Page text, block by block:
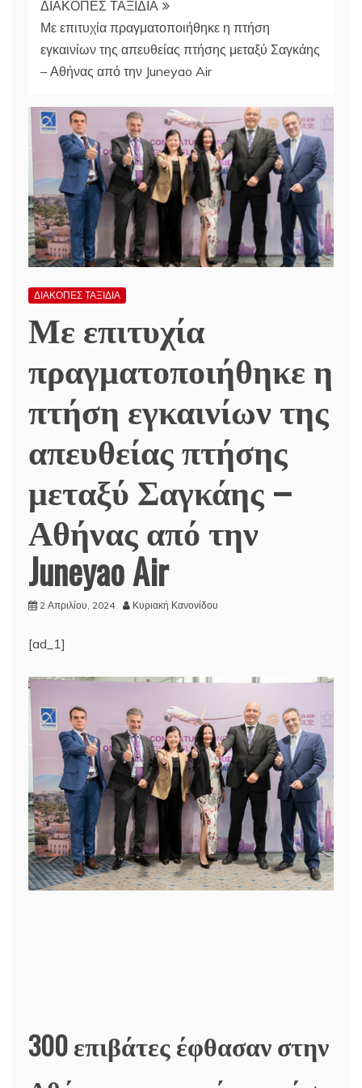
ΔΙΑΚΟΠΕΣ ΤΑΞΙΔΙΑ
Με επιτυχία πραγματοποιήθηκε η πτήση
εγκαινίων της απευθείας πτήσης μεταξύ Σαγκάης
– Αθήνας από την Juneyao Air
ΔΙΑΚΟΠΕΣ ΤΑΞΙΔΙΑ
Με επιτυχία
πραγματοποιήθηκε η
πτήση εγκαινίων της
απευθείας πτήσης
μεταξύ Σαγκάης –
Αθήνας από την
Juneyao Air
2 Απριλίου, 2024 Κυριακή Κανονίδου
[ad_1]
300 επιβάτες έφθασαν στην